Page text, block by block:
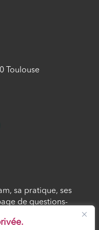
Toulouse
sa pratique, ses
de questions-
claires et accessibles